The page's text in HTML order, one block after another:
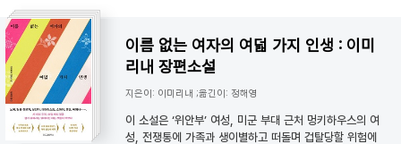
이름 없는 여자의 여덟 가지 인생 : 이미
리내 장편소설
지은이: 이미리내 ;옮긴이: 정해영
이 소설은 ‘위안부’ 여성, 미군 부대 근처 멍키하우스의 여
성, 전쟁통에 가족과 생이별하고 떠돌며 겁탈당할 위험에